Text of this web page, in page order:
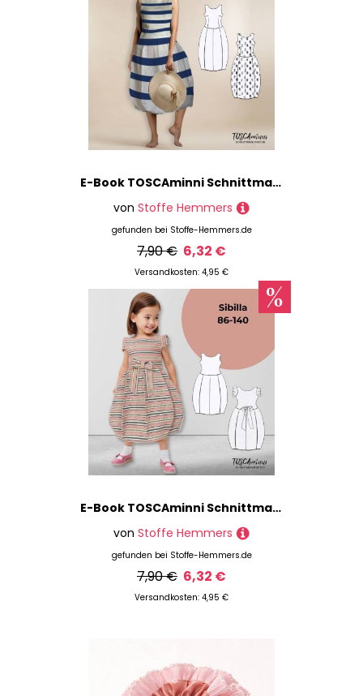
vergleichen und findest so immer das günstigste
Du bist auf der Suche nach Produkten einer
bestimmten Marke? Keine Sorge, wir haben da was
für Dich: Benutze einfach unseren Marken-Filter,
um Deine gewünschten Produkte anzeigen zu
lassen - zum Beispiel Artikel der MarkenStoffe
Hemmers,FadenkäferoderBurda. Natürlich kannst
filtern lassen. Tob' Dich aus!
Keine Scham nötig, wir kennen das und sind
vorbereitet! Schau doch einmal in unserem
vorbei - dort findest Du jede Menge
Inspirationen für Dein nächstes Projekt.
E-Book TOSCAminni Schnittmanufaktur Damen Kleid Sibilla
von Stoffe Hemmers
gefunden bei Stoffe-Hemmers.de
7,90 € 6,32 €
Versandkosten: 4,95 €
E-Book TOSCAminni Schnittmanufaktur Kleid Sibilla Minni
von Stoffe Hemmers
gefunden bei Stoffe-Hemmers.de
7,90 € 6,32 €
Versandkosten: 4,95 €